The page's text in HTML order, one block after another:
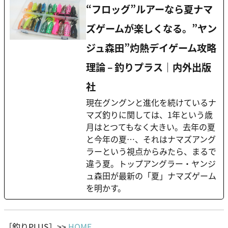
“フロッグ”ルアーなら夏ナマ
ズゲームが楽しくなる。”ヤン
ジュ森田”灼熱デイゲーム攻略
理論 – 釣りプラス｜内外出版
社
現在グングンと進化を続けているナ
マズ釣りに関しては、1年という歳
月はとつてもなく大きい。去年の夏
と今年の夏…、それはナマズアング
ラーという視点からみたら、まるで
違う夏。トップアングラー・ヤンジ
ュ森田が最新の「夏」ナマズゲーム
を明かす。